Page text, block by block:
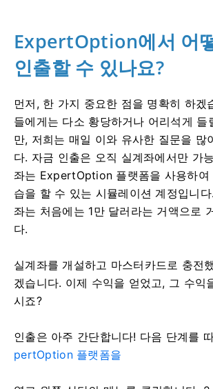
ExpertOption에서 어
인출할 수 있나요?
먼저, 한 가지 중요한 점을 명확히 하겠
들에게는 다소 황당하거나 어리석게 들
만, 저희는 매일 이와 유사한 질문을 많
다. 자금 인출은 오직 실계좌에서만 가
좌는 ExpertOption 플랫폼을 사용하여
습을 할 수 있는 시뮬레이션 계정입니
좌는 처음에는 1만 달러라는 거액으로
다.
실계좌를 개설하고 마스터카드로 충전
겠습니다. 이제 수익을 얻었고, 그 수익
시죠?
인출은 아주 간단합니다! 다음 단계를
pertOption 플랫폼을